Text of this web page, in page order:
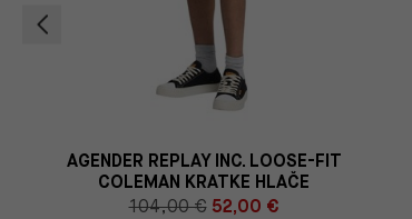
AGENDER REPLAY INC. LOOSE-FIT
COLEMAN KRATKE HLAČE
104,00 € 52,00 €